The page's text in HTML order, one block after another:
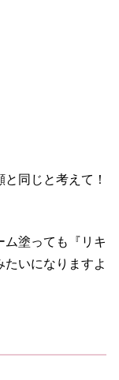
同じと考えて！
ム塗っても『リキ
いになりますよ